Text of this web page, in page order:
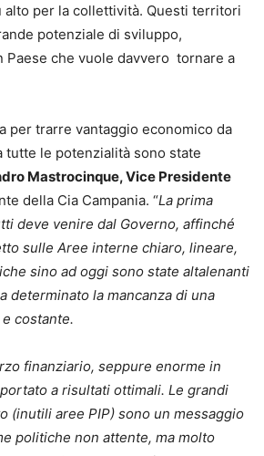
alto per la collettività. Questi territori
potenziale di sviluppo,
Paese che vuole davvero tornare a
per trarre vantaggio economico da
tutte le potenzialità sono state
Mastrocinque, Vice Presidente
della Cia Campania. “La prima
deve venire dal Governo, affinché
sulle Aree interne chiaro, lineare,
sino ad oggi sono state altalenanti
determinato la mancanza di una
costante.
finanziario, seppure enorme in
a risultati ottimali. Le grandi
(inutili aree PIP) sono un messaggio
politiche non attente, ma molto